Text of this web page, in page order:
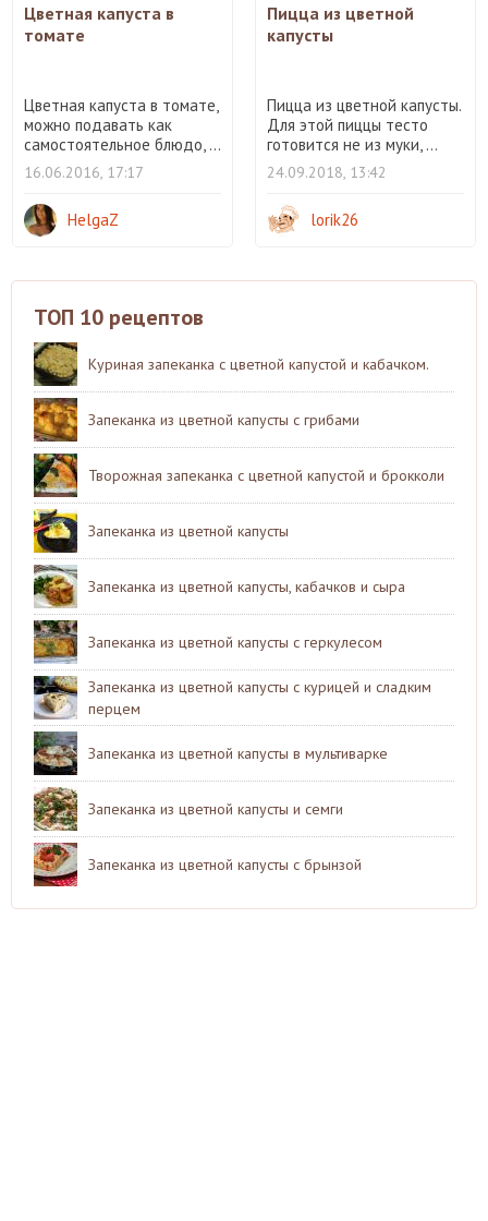
Цветная капуста в
томате
Цветная капуста в томате,
можно подавать как
самостоятельное блюдо, ...
16.06.2016, 17:17
HelgaZ
Пицца из цветной
капусты
Пицца из цветной капусты.
Для этой пиццы тесто
готовится не из муки, ...
24.09.2018, 13:42
lorik26
ТОП 10 рецептов
Куриная запеканка с цветной капустой и кабачком.
Запеканка из цветной капусты с грибами
Творожная запеканка с цветной капустой и брокколи
Запеканка из цветной капусты
Запеканка из цветной капусты, кабачков и сыра
Запеканка из цветной капусты с геркулесом
Запеканка из цветной капусты с курицей и сладким
перцем
Запеканка из цветной капусты в мультиварке
Запеканка из цветной капусты и семги
Запеканка из цветной капусты с брынзой